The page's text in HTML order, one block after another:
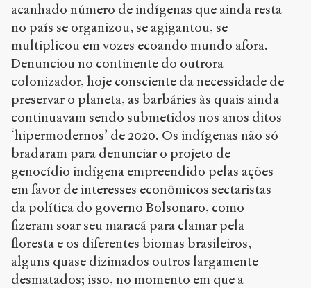
acanhado número de indígenas que ainda resta
no país se organizou, se agigantou, se
multiplicou em vozes ecoando mundo afora.
Denunciou no continente do outrora
colonizador, hoje consciente da necessidade de
preservar o planeta, as barbáries às quais ainda
continuavam sendo submetidos nos anos ditos
‘hipermodernos’ de 2020. Os indígenas não só
bradaram para denunciar o projeto de
genocídio indígena empreendido pelas ações
em favor de interesses econômicos sectaristas
da política do governo Bolsonaro, como
fizeram soar seu maracá para clamar pela
floresta e os diferentes biomas brasileiros,
alguns quase dizimados outros largamente
desmatados; isso, no momento em que a